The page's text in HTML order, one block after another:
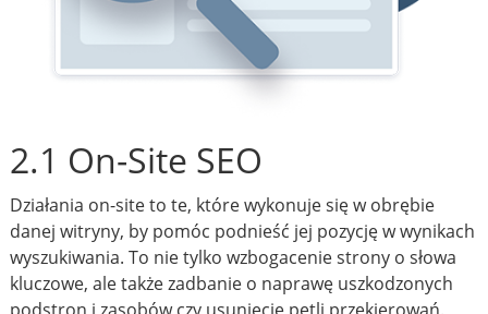
2.1 On-Site SEO
Działania on-site to te, które wykonuje się w obrębie
danej witryny, by pomóc podnieść jej pozycję w wynikach
wyszukiwania. To nie tylko wzbogacenie strony o słowa
kluczowe, ale także zadbanie o naprawę uszkodzonych
podstron i zasobów czy usunięcie pętli przekierowań.